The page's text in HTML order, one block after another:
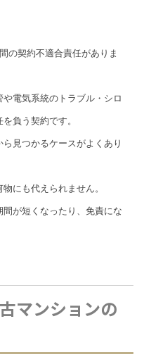
の契約不適合責任がありま
電気系統のトラブル・シロ
負う契約です。
見つかるケースがよくあり
にも代えられません。
が短くなったり、免責にな
マンションの